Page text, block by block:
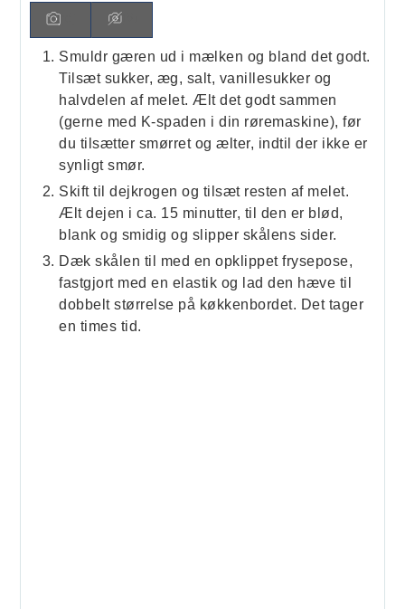
Smuldr gæren ud i mælken og bland det godt.
Tilsæt sukker, æg, salt, vanillesukker og
halvdelen af melet. Ælt det godt sammen
(gerne med K-spaden i din røremaskine), før
du tilsætter smørret og ælter, indtil der ikke er
synligt smør.
Skift til dejkrogen og tilsæt resten af melet.
Ælt dejen i ca. 15 minutter, til den er blød,
blank og smidig og slipper skålens sider.
Dæk skålen til med en opklippet frysepose,
fastgjort med en elastik og lad den hæve til
dobbelt størrelse på køkkenbordet. Det tager
en times tid.